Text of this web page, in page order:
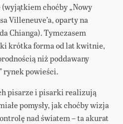
choćby „Nowy
Villeneuve’a, oparty na
Chianga). Tymczasem
krótka forma od lat kwitnie,
niż poddawany
rynek powieści.
pisarze i pisarki realizują
pomysły, jak choćby wizja
nad światem – ta akurat